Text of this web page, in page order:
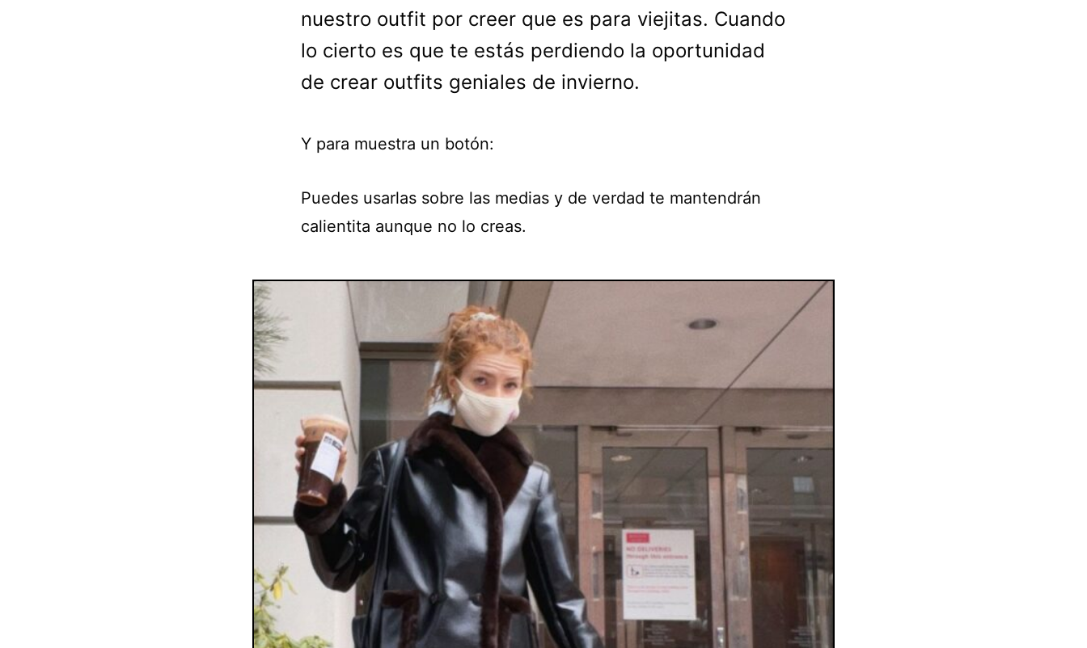
nuestro outfit por creer que es para viejitas. Cuando
lo cierto es que te estás perdiendo la oportunidad
de crear outfits geniales de invierno.
Y para muestra un botón:
Puedes usarlas sobre las medias y de verdad te mantendrán
calientita aunque no lo creas.